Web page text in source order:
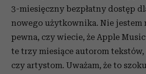
3-miesięczny bezpłatny dostęp
nowego użytkownika. Nie jestem
pewna, czy wiecie, że Apple
te trzy miesiące autorom
czy artystom. Uważam, że to